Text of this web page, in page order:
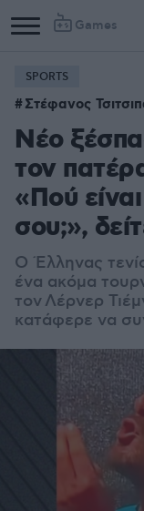
Games
Column
1
2
SPORTS
Στέφανος
Νέο
τον
«Πού
σου;»,
Ο Έλληνας
ένα ακόμα
τον Λέρνερ
κατάφερε να